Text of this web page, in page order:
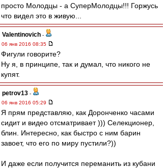
просто Молодцы - а СуперМолодцы!!! Горжусь
что видел это в живую...
Valentinovich -
06 янв 2016 08:35
Фигули говорите?
Ну я, в принципе, так и думал, что никого не
купят.
petrov13 -
06 янв 2016 05:29
Я прям представляю, как Доронченко часами
сидит и видео отсматривает ))) Селекционер,
блин. Интересно, как быстро с ним барин
завоет, что его по миру пустили?))
И даже если получится переманить из кубани